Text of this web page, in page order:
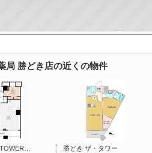
局 勝どき店の近くの物件
勝どき ザ・タワー